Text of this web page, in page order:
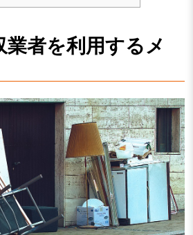
業者を利用するメ